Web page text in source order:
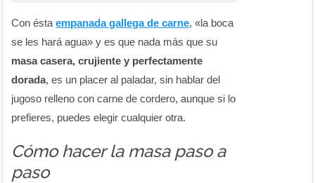
Con éstaempanada gallega de carne, «la boca
se les hará agua» y es que nada más que su
masa casera, crujiente y perfectamente
dorada, es un placer al paladar, sin hablar del
jugoso relleno con carne de cordero, aunque si lo
prefieres, puedes elegir cualquier otra.
Cómo hacer la masa paso a
paso